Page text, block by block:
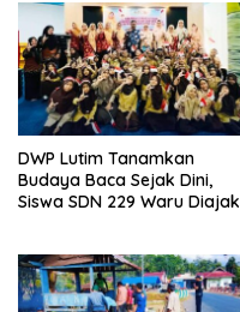
DWP Lutim Tanamkan
Budaya Baca Sejak Dini,
Siswa SDN 229 Waru Diajak